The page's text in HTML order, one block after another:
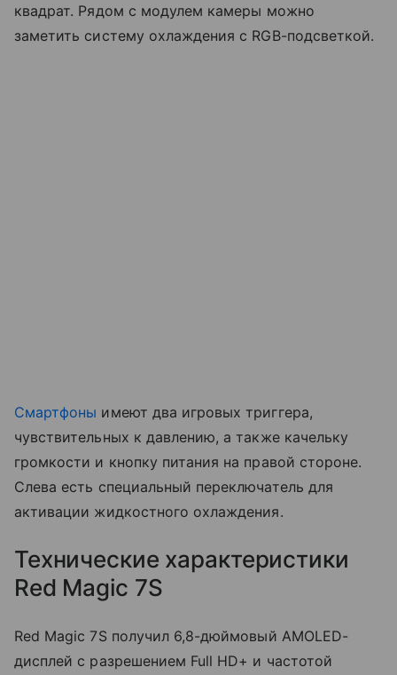
квадрат. Рядом с модулем камеры можно
заметить систему охлаждения с RGB-подсветкой.
Смартфоны имеют два игровых триггера,
чувствительных к давлению, а также качельку
громкости и кнопку питания на правой стороне.
Слева есть специальный переключатель для
активации жидкостного охлаждения.
Технические характеристики
Red Magic 7S
Red Magic 7S получил 6,8-дюймовый AMOLED-
дисплей с разрешением Full HD+ и частотой